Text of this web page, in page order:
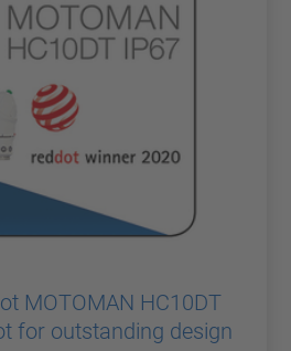
MOTOMAN HC10DT
for outstanding design